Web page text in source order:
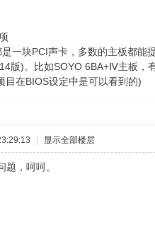
块PCI声卡，多数的主板都能
版)。比如SOYO 6BA+Ⅳ主板，
目在BIOS设定中是可以看到的)
显示全部楼层
题，呵呵。